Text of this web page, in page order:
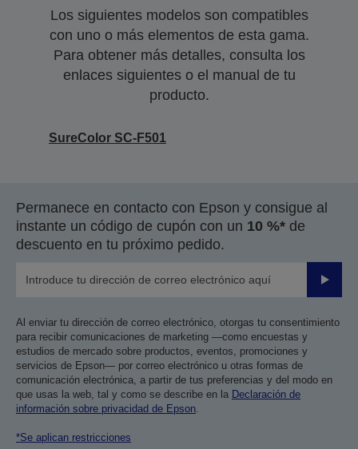
Los siguientes modelos son compatibles
con uno o más elementos de esta gama.
Para obtener más detalles, consulta los
enlaces siguientes o el manual de tu
producto.
SureColor SC-F501
Permanece en contacto con Epson y consigue al
instante un código de cupón con un 10 %* de
descuento en tu próximo pedido.
Enviar
Al enviar tu dirección de correo electrónico, otorgas tu consentimiento
para recibir comunicaciones de marketing —como encuestas y
estudios de mercado sobre productos, eventos, promociones y
servicios de Epson— por correo electrónico u otras formas de
comunicación electrónica, a partir de tus preferencias y del modo en
que usas la web, tal y como se describe en la Declaración de
información sobre privacidad de Epson.
*Se aplican restricciones